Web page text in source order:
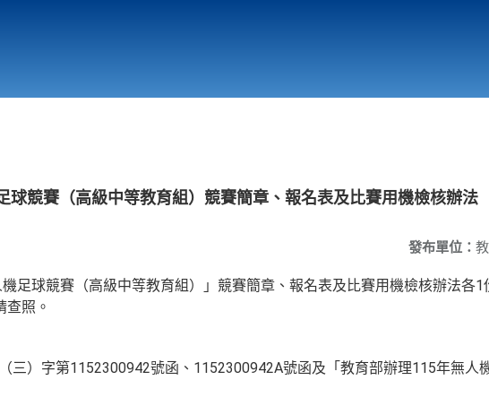
球競賽（高級中等教育組）競賽簡章、報名表及比賽用機檢核辦法
發布單位：
足球競賽（高級中等教育組）」競賽簡章、報名表及比賽用機檢核辦法各1
照。
三）字第1152300942號函、1152300942A號函及「教育部辦理115年無人